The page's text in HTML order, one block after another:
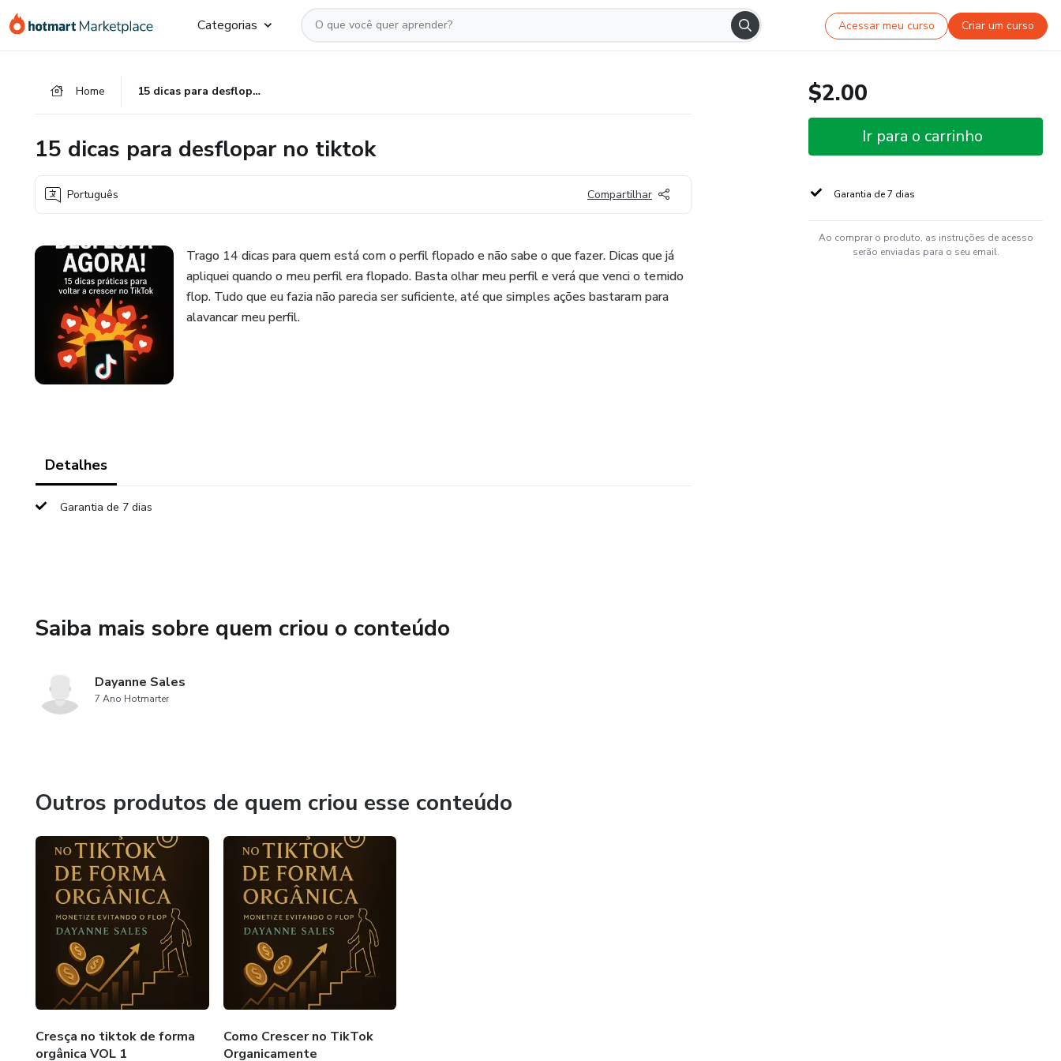
para
para
para
Categorias Acessar meu curso Criar um curso
Home 15 dicas para desflopar no tiktok
15 dicas para desflopar no tiktok
Português Compartilhar
Trago 14 dicas para quem está com o perfil flopado e não sabe o que fazer. Dicas que já
apliquei quando o meu perfil era flopado. Basta olhar meu perfil e verá que venci o temido
flop. Tudo que eu fazia não parecia ser suficiente, até que simples ações bastaram para
alavancar meu perfil.
Detalhes
Garantia de 7 dias
Saiba mais sobre quem criou o conteúdo
Dayanne Sales
7 Ano Hotmarter
Outros produtos de quem criou esse conteúdo
Cresça no tiktok de forma
orgânica VOL 1
Como Crescer no TikTok
Organicamente
$2.00
Ir para o carrinho
Garantia de 7 dias
Ao comprar o produto, as instruções de acesso
serão enviadas para o seu email.